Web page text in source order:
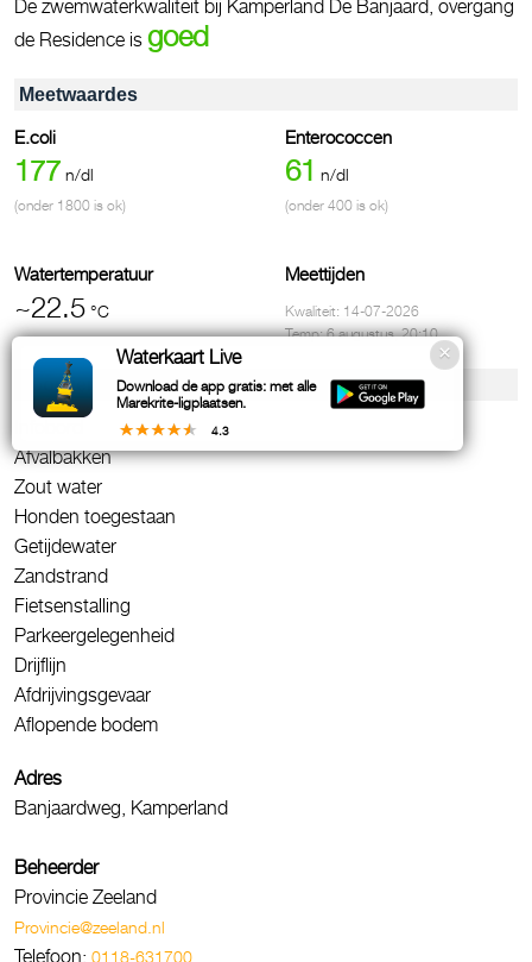
De zwemwaterkwaliteit bij Kamperland De Banjaard, overgang
de Residence is goed
Meetwaardes
E.coli
177 n/dl
(onder 1800 is ok)
Enterococcen
61 n/dl
(onder 400 is ok)
Watertemperatuur
~22.5 °C
Meettijden
Kwaliteit: 14-07-2026
Temp: 6 augustus, 20:10
Voorzieningen & contact
Afvalbakken
Zout water
Honden toegestaan
Getijdewater
Zandstrand
Fietsenstalling
Parkeergelegenheid
Drijflijn
Afdrijvingsgevaar
Aflopende bodem
Adres
Banjaardweg, Kamperland
Beheerder
Provincie Zeeland
Provincie@zeeland.nl
Telefoon: 0118-631700
Waterkaart Live
Download de app gratis: met alle
Marekrite-ligplaatsen.
4.3